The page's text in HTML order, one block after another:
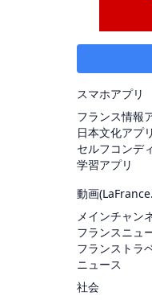
スマホアプリ
フランス情報
日本文化アプリ
セルフコンデ
学習アプリ
動画(
メインチャン
フランスニュ
フランストラ
ニュース
社会